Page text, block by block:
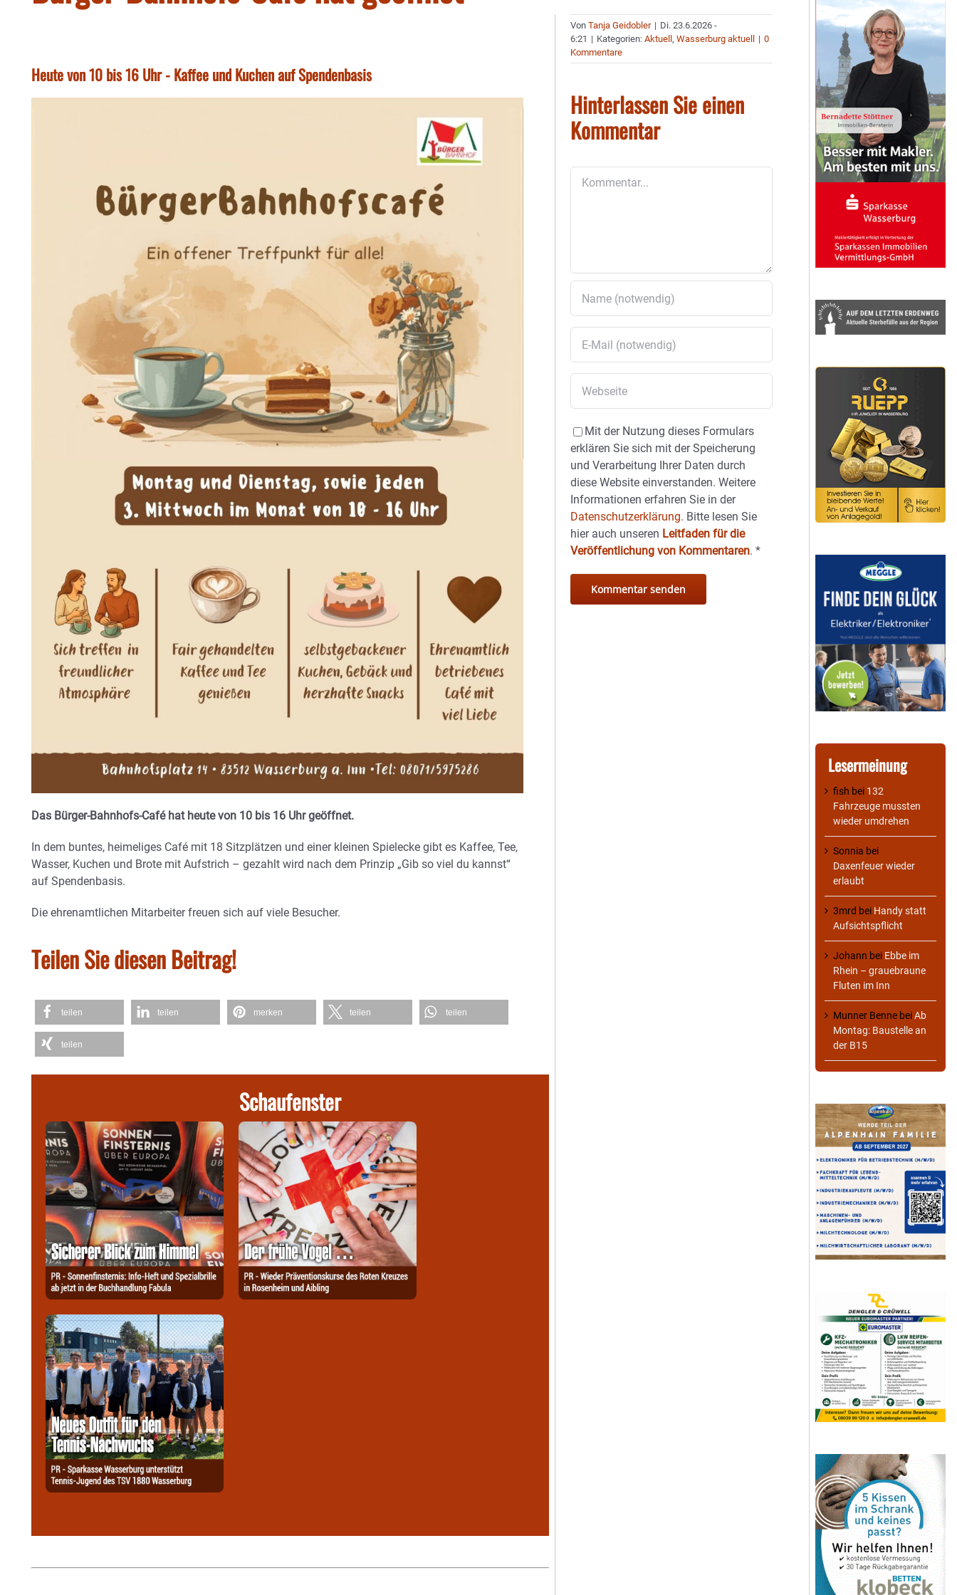
Heute von 10 bis 16 Uhr - Kaffee und Kuchen auf Spendenbasis
Das Bürger-Bahnhofs-Café hat heute von 10 bis 16 Uhr geöffnet.
In dem buntes, heimeliges Café mit 18 Sitzplätzen und einer kleinen Spielecke gibt es Kaffee, Tee,
Wasser, Kuchen und Brote mit Aufstrich – gezahlt wird nach dem Prinzip „Gib so viel du kannst“
auf Spendenbasis.
Die ehrenamtlichen Mitarbeiter freuen sich auf viele Besucher.
Teilen Sie diesen Beitrag!
teilen teilen merken teilen teilen
teilen
Schaufenster
VonTanja Geidobler | Di. 23.6.2026 -
6:21 | Kategorien:Aktuell,Wasserburg aktuell | 0
Kommentare
Hinterlassen Sie einen
Kommentar
Mit der Nutzung dieses Formulars
erklären Sie sich mit der Speicherung
und Verarbeitung Ihrer Daten durch
diese Website einverstanden. Weitere
Informationen erfahren Sie in der
Datenschutzerklärung. Bitte lesen Sie
hier auch unseren Leitfaden für die
Veröffentlichung von Kommentaren.*
Lesermeinung
fish bei 132
Fahrzeuge mussten
wieder umdrehen
Sonnia bei
Daxenfeuer wieder
erlaubt
3mrd bei Handy statt
Aufsichtspflicht
Johann bei Ebbe im
Rhein – grauebraune
Fluten im Inn
Munner Benne beiAb
Montag: Baustelle an
der B15